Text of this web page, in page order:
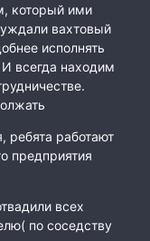
который ими
вахтовый
исполнять
всегда находим
ребята работают
предприятия
всех
по соседству